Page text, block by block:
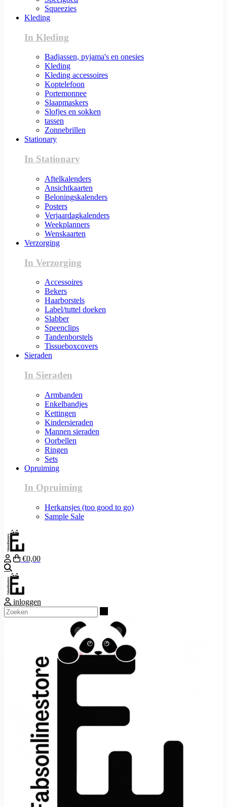
Squeezies
Kleding
In Kleding
Badjassen, pyjama's en onesies
Kleding
Kleding accessoires
Koptelefoon
Portemonnee
Slaapmaskers
Slofjes en sokken
tassen
Zonnebrillen
Stationary
In Stationary
Aftelkalenders
Ansichtkaarten
Beloningskalenders
Posters
Verjaardagkalenders
Weekplanners
Wenskaarten
Verzorging
In Verzorging
Accessoires
Bekers
Haarborstels
Label/tuttel doeken
Slabber
Speenclips
Tandenborstels
Tissueboxcovers
Sieraden
In Sieraden
Armbanden
Enkelbandjes
Kettingen
Kindersieraden
Mannen sieraden
Oorbellen
Ringen
Sets
Opruiming
In Opruiming
Herkansjes (too good to go)
Sample Sale
€0,00
inloggen